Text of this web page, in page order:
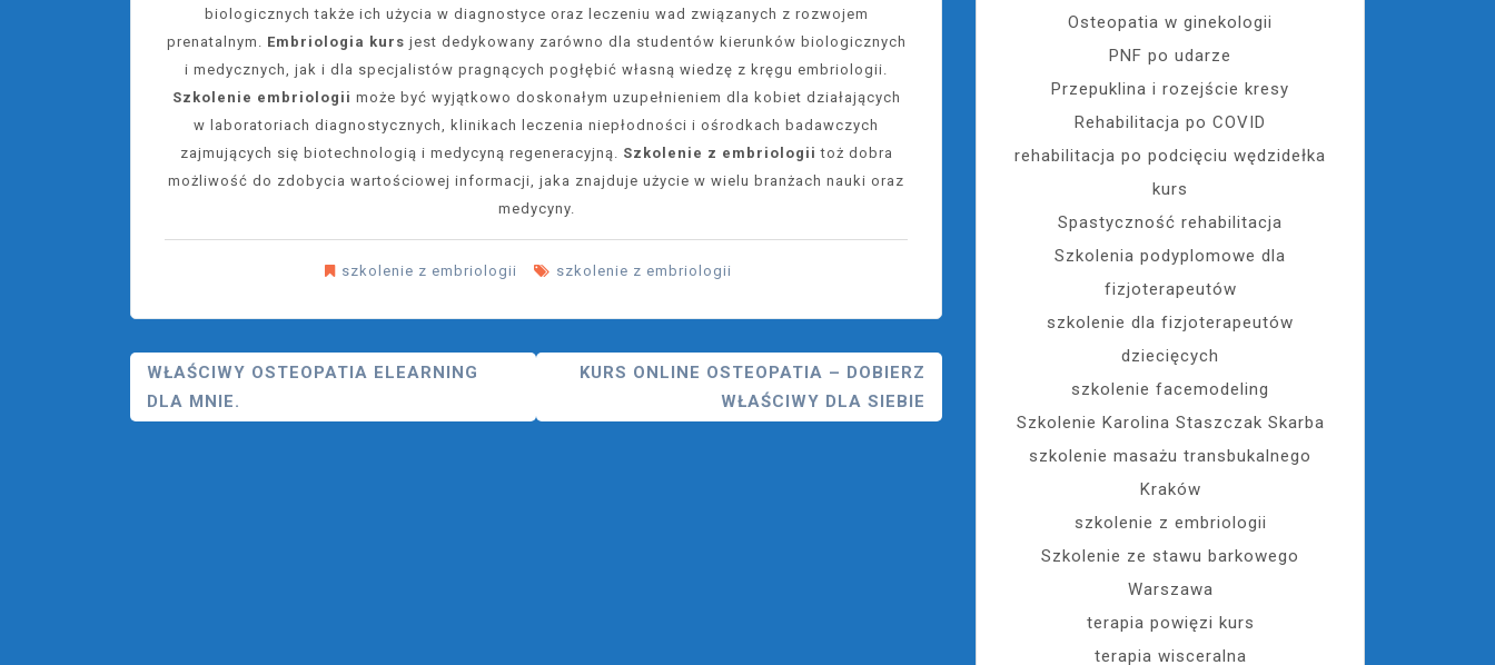
biologicznych także ich użycia w diagnostyce oraz leczeniu wad związanych z rozwojem
prenatalnym. Embriologia kurs jest dedykowany zarówno dla studentów kierunków biologicznych
i medycznych, jak i dla specjalistów pragnących pogłębić własną wiedzę z kręgu embriologii.
Szkolenie embriologii może być wyjątkowo doskonałym uzupełnieniem dla kobiet działających
w laboratoriach diagnostycznych, klinikach leczenia niepłodności i ośrodkach badawczych
zajmujących się biotechnologią i medycyną regeneracyjną. Szkolenie z embriologii toż dobra
możliwość do zdobycia wartościowej informacji, jaka znajduje użycie w wielu branżach nauki oraz
medycyny.
szkolenie z embriologii szkolenie z embriologii
Nawigacja
Wpisu
WŁAŚCIWY OSTEOPATIA ELEARNING
DLA MNIE.
KURS ONLINE OSTEOPATIA – DOBIERZ
WŁAŚCIWY DLA SIEBIE
Osteopatia w ginekologii
PNF po udarze
Przepuklina i rozejście kresy
Rehabilitacja po COVID
rehabilitacja po podcięciu wędzidełka
kurs
Spastyczność rehabilitacja
Szkolenia podyplomowe dla
fizjoterapeutów
szkolenie dla fizjoterapeutów
dziecięcych
szkolenie facemodeling
Szkolenie Karolina Staszczak Skarba
szkolenie masażu transbukalnego
Kraków
szkolenie z embriologii
Szkolenie ze stawu barkowego
Warszawa
terapia powięzi kurs
terapia wisceralna